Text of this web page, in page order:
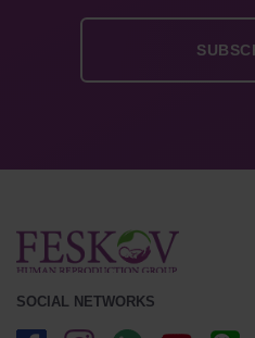
SOCIAL NETWORKS